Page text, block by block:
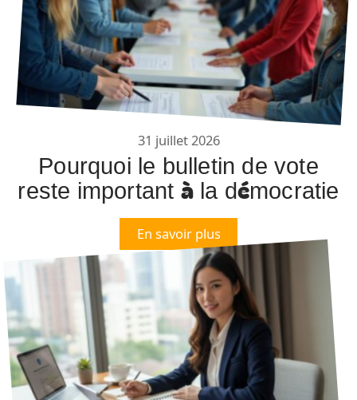
31 juillet 2026
Pourquoi le bulletin de vote
reste important à la démocratie
En savoir plus